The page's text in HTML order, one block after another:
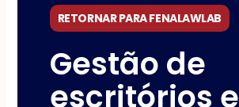
RETORNAR PARA FENALAWLAB
Gestão de
escritórios e